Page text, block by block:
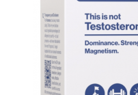
Acqua di Parma
Acqua di Sardegna